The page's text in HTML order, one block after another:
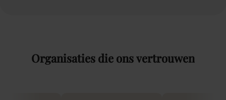
Organisaties die onsvertrouwen